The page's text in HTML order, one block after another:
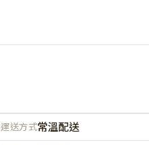
運送方式常溫配送